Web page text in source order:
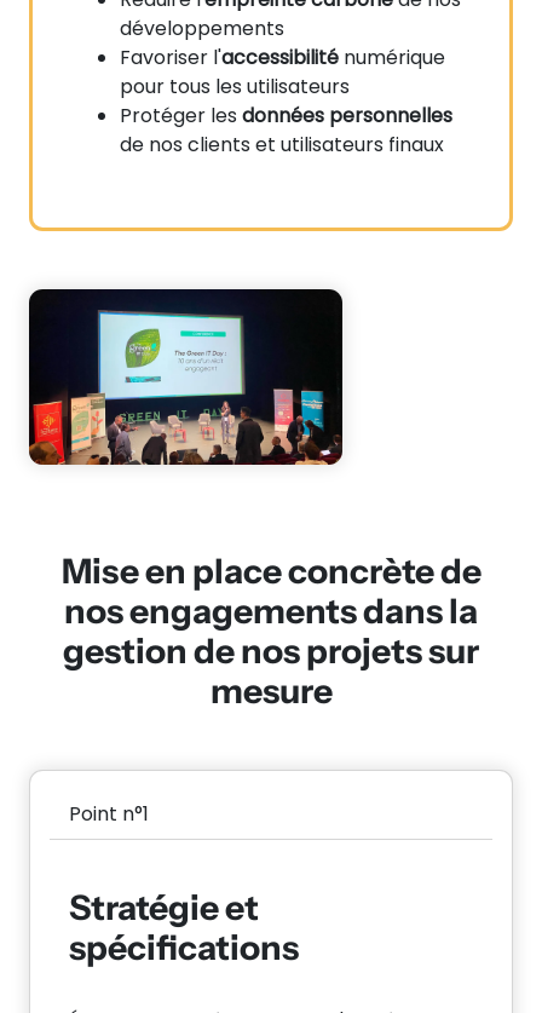
développements
Favoriser l'accessibilité numérique
pour tous les utilisateurs
Protéger les données personnelles
de nos clients et utilisateurs finaux
Mise en place concrète de
nos engagements dans la
gestion de nos projets sur
mesure
Point n°1
Stratégie et
spécifications